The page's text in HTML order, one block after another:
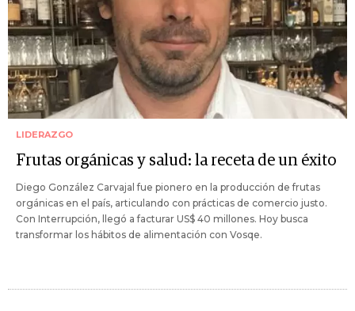
LIDERAZGO
Frutas orgánicas y salud: la receta de un éxito
Diego González Carvajal fue pionero en la producción de frutas
orgánicas en el país, articulando con prácticas de comercio justo.
Con Interrupción, llegó a facturar US$ 40 millones. Hoy busca
transformar los hábitos de alimentación con Vosqe.